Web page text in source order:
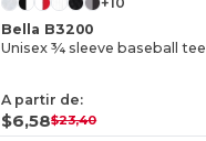
Bella B3200
Unisex ¾ sleeve baseball tee
A partir de:
$6,58$23,40